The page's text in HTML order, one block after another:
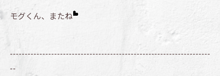
モグくん、またね
--------------------------------------------------------------------
--